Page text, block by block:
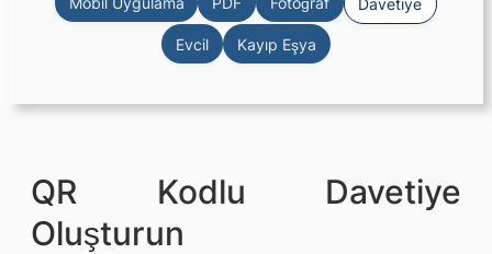
Davetiye
Evcil Kayıp Eşya
QR Kodlu Davetiye
Oluşturun